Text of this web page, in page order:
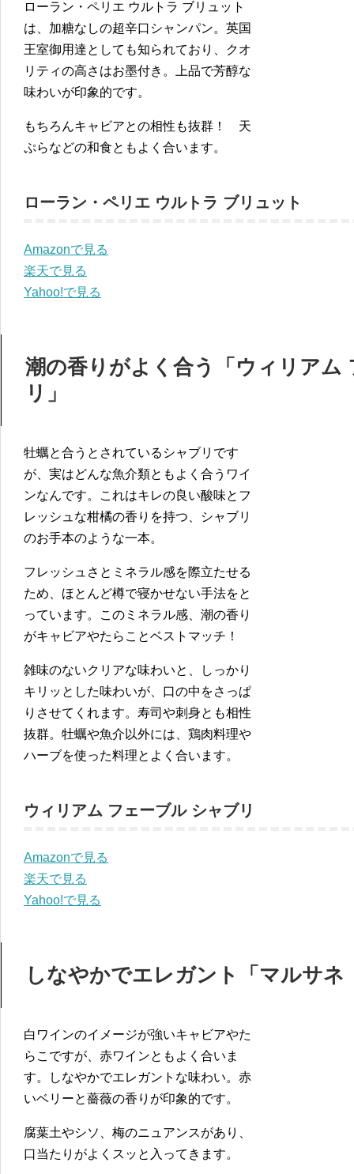
ローラン・ペリエ ウルトラ ブリュット
は、加糖なしの超辛口シャンパン。英国
王室御用達としても知られており、クオ
リティの高さはお墨付き。上品で芳醇な
味わいが印象的です。
もちろんキャビアとの相性も抜群！ 天
ぷらなどの和食ともよく合います。
ローラン・ペリエ ウルトラ ブリュット
Amazonで見る
楽天で見る
Yahoo!で見る
潮の香りがよく合う「ウィリアム
リ」
牡蠣と合うとされているシャブリです
が、実はどんな魚介類ともよく合うワイ
ンなんです。これはキレの良い酸味とフ
レッシュな柑橘の香りを持つ、シャブリ
のお手本のような一本。
フレッシュさとミネラル感を際立たせる
ため、ほとんど樽で寝かせない手法をと
っています。このミネラル感、潮の香り
がキャビアやたらことベストマッチ！
雑味のないクリアな味わいと、しっかり
キリッとした味わいが、口の中をさっぱ
りさせてくれます。寿司や刺身とも相性
抜群。牡蠣や魚介以外には、鶏肉料理や
ハーブを使った料理とよく合います。
ウィリアム フェーブル シャブリ
Amazonで見る
楽天で見る
Yahoo!で見る
しなやかでエレガント「マルサ
白ワインのイメージが強いキャビアやた
らこですが、赤ワインともよく合いま
す。しなやかでエレガントな味わい。赤
いベリーと薔薇の香りが印象的です。
腐葉土やシソ、梅のニュアンスがあり、
口当たりがよくスッと入ってきます。